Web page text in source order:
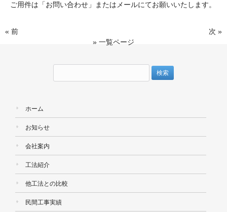
ご用件は「お問い合わせ」またはメールにてお願いいたします。
« 前
次 »
» 一覧ページ
索:
ホーム
お知らせ
会社案内
工法紹介
他工法との比較
民間工事実績